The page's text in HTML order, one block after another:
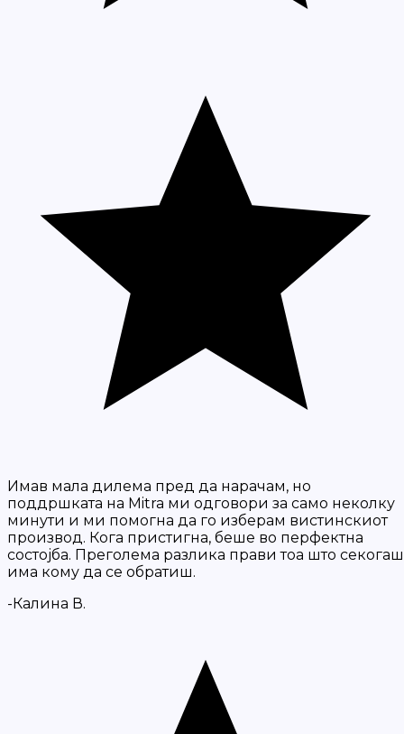
Имав мала дилема пред да нарачам, но
поддршката на Mitra ми одговори за само неколку
минути и ми помогна да го изберам вистинскиот
производ. Кога пристигна, беше во перфектна
состојба. Преголема разлика прави тоа што секогаш
има кому да се обратиш.
-Калина В.